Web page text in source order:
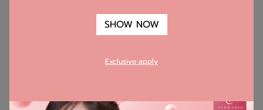
SHOW NOW
Exclusive apply